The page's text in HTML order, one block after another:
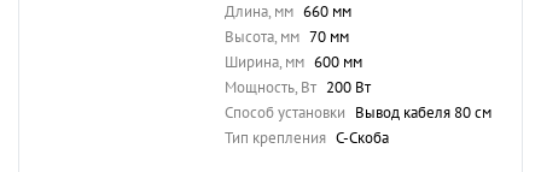
Длина, мм 660 мм
Высота, мм 70 мм
Ширина, мм 600 мм
Мощность, Вт 200 Вт
Способ установки Вывод кабеля 80 см
Тип крепления С-Скоба